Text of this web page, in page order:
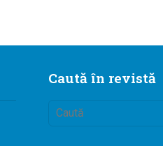
Caută în revistă